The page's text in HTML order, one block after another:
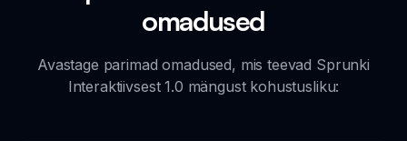
omadused
Avastage parimad omadused, mis teevad Sprunki
Interaktiivsest 1.0 mängust kohustusliku: